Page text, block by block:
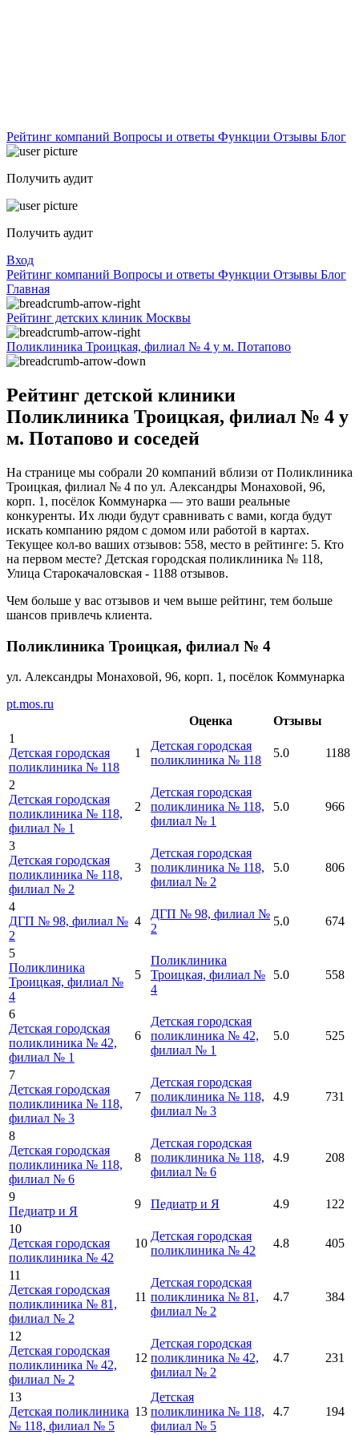
Рейтинг компаний Вопросы и ответы Функции Отзывы Блог
Получить аудит
Получить аудит
Вход
Рейтинг компаний Вопросы и ответы Функции Отзывы Блог
Главная
Рейтинг детских клиник Москвы
Поликлиника Троицкая, филиал № 4 у м. Потапово
Рейтинг детской клиники
Поликлиника Троицкая, филиал № 4 у
м. Потапово и соседей
На странице мы собрали 20 компаний вблизи от Поликлиника
Троицкая, филиал № 4 по ул. Александры Монаховой, 96,
корп. 1, посёлок Коммунарка — это ваши реальные
конкуренты. Их люди будут сравнивать с вами, когда будут
искать компанию рядом с домом или работой в картах.
Текущее кол-во ваших отзывов: 558, место в рейтинге: 5. Кто
на первом месте? Детская городская поликлиника № 118,
Улица Старокачаловская - 1188 отзывов.
Чем больше у вас отзывов и чем выше рейтинг, тем больше
шансов привлечь клиента.
Поликлиника Троицкая, филиал № 4
ул. Александры Монаховой, 96, корп. 1, посёлок Коммунарка
pt.mos.ru
Оценка
Отзывы
1
Детская городская
поликлиника № 118
1
Детская городская
поликлиника № 118
5.0 1188
2
Детская городская
поликлиника № 118,
филиал № 1
2
Детская городская
поликлиника № 118,
филиал № 1
5.0 966
3
Детская городская
поликлиника № 118,
филиал № 2
3
Детская городская
поликлиника № 118,
филиал № 2
5.0 806
4
ДГП № 98, филиал №
2
4
ДГП № 98, филиал №
2
5.0 674
5
Поликлиника
Троицкая, филиал №
4
5
Поликлиника
Троицкая, филиал №
4
5.0 558
6
Детская городская
поликлиника № 42,
филиал № 1
6
Детская городская
поликлиника № 42,
филиал № 1
5.0 525
7
Детская городская
поликлиника № 118,
филиал № 3
7
Детская городская
поликлиника № 118,
филиал № 3
4.9 731
8
Детская городская
поликлиника № 118,
филиал № 6
8
Детская городская
поликлиника № 118,
филиал № 6
4.9 208
9
Педиатр и Я
9 Педиатр и Я 4.9
122
10
Детская городская
поликлиника № 42
10
Детская городская
поликлиника № 42
4.8 405
11
Детская городская
поликлиника № 81,
филиал № 2
11
Детская городская
поликлиника № 81,
филиал № 2
4.7 384
12
Детская городская
поликлиника № 42,
филиал № 2
12
Детская городская
поликлиника № 42,
филиал № 2
4.7 231
13
Детская поликлиника
№ 118, филиал № 5
13
Детская
поликлиника № 118,
филиал № 5
4.7 194